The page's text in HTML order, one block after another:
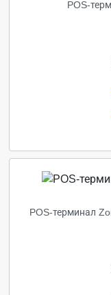
POS-
POS-терминал